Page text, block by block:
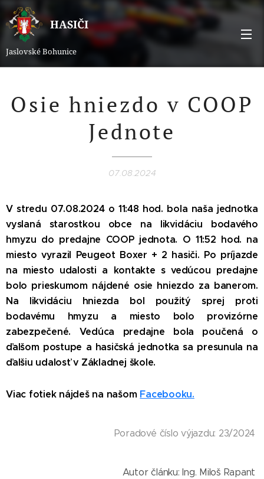
HASIČI
Jaslovské Bohunice
Osie hniezdo v COOP
Jednote
07.08.2024
V stredu 07.08.2024 o 11:48 hod. bola naša jednotka
vyslaná starostkou obce na likvidáciu bodavého
hmyzu do predajne COOP jednota. O 11:52 hod. na
miesto vyrazil Peugeot Boxer + 2 hasiči. Po príjazde
na miesto udalosti a kontakte s vedúcou predajne
bolo prieskumom nájdené osie hniezdo za banerom.
Na likvidáciu hniezda bol použitý sprej proti
bodavému hmyzu a miesto bolo provizórne
zabezpečené. Vedúca predajne bola poučená o
ďalšom postupe a hasičská jednotka sa presunula na
ďalšiu udalosť v Základnej škole.
Viac fotiek nájdeš na našom Facebooku.
Poradové číslo výjazdu: 23/2024
Autor článku: Ing. Miloš Rapant